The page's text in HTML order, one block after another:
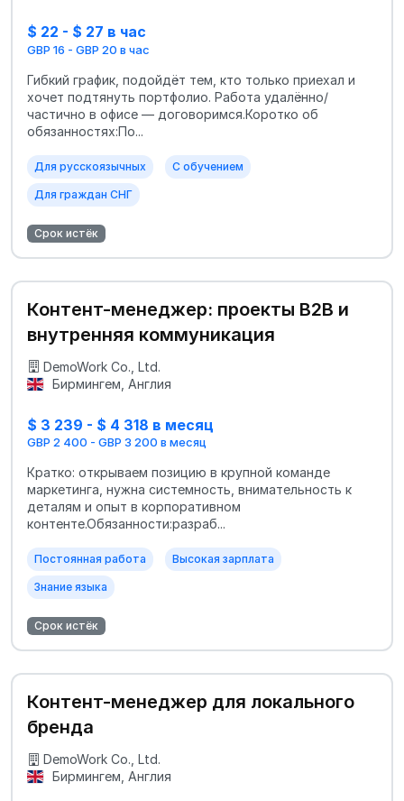
$ 22 - $ 27 в час
GBP 16 - GBP 20 в час
Гибкий график, подойдёт тем, кто только приехал и
хочет подтянуть портфолио. Работа удалённо/
частично в офисе — договоримся.Коротко об
обязанностях:По...
Для русскоязычных С обучением
Для граждан СНГ
Срок истёк
Контент-менеджер: проекты B2B и
внутренняя коммуникация
DemoWork Co., Ltd.
Бирмингем, Англия
$ 3 239 - $ 4 318 в месяц
GBP 2 400 - GBP 3 200 в месяц
Кратко: открываем позицию в крупной команде
маркетинга, нужна системность, внимательность к
деталям и опыт в корпоративном
контенте.Обязанности:разраб...
Постоянная работа Высокая зарплата
Знание языка
Срок истёк
Контент-менеджер для локального
бренда
DemoWork Co., Ltd.
Бирмингем, Англия